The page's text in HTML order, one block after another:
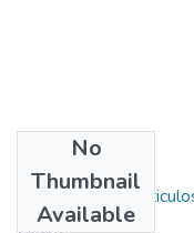
No
Thumbnail
Available
1986-V4-N3-